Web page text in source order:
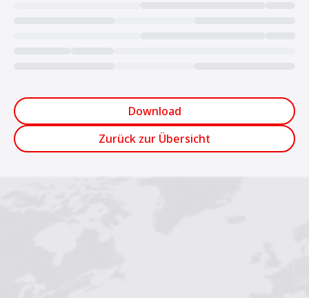
Download
Zurück zur Übersicht